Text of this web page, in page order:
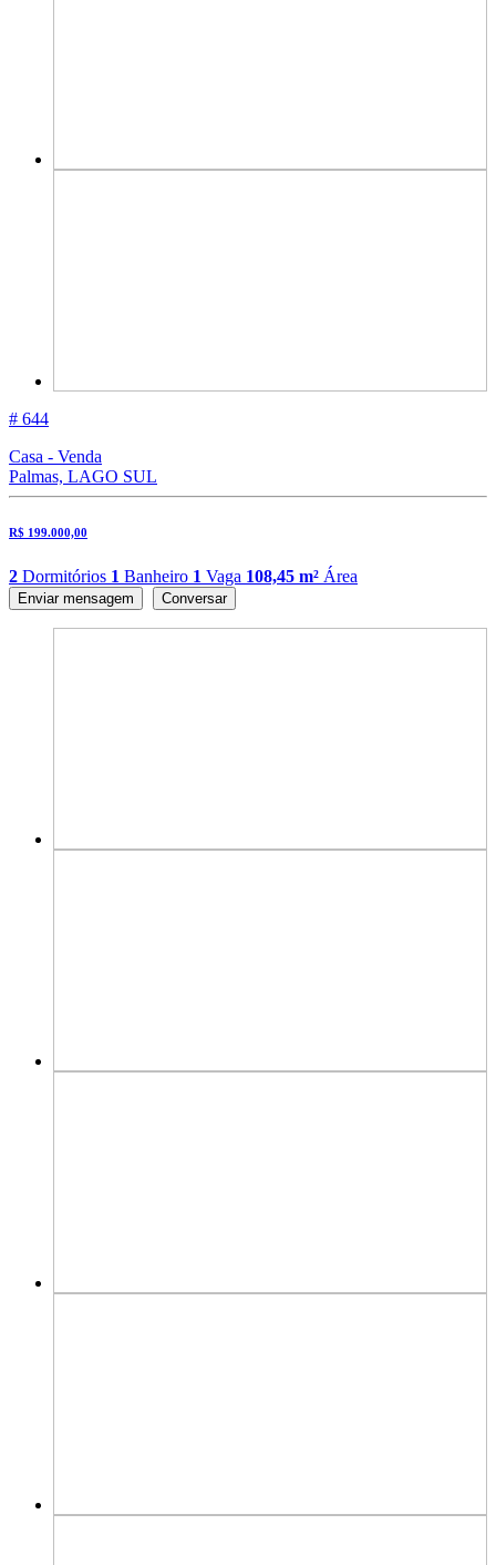
# 644
Casa - Venda
Palmas, LAGO SUL
R$ 199.000,00
2 Dormitórios 1 Banheiro 1 Vaga 108,45 m² Área
Enviar mensagem Conversar